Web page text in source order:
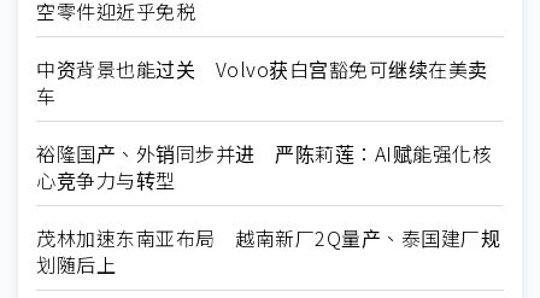
空零件迎近乎免税
中资背景也能过关 Volvo获白宫豁免可继续在美卖
车
裕隆国产、外销同步并进 严陈莉莲：AI赋能强化核
心竞争力与转型
茂林加速东南亚布局 越南新厂2Q量产、泰国建厂规
划随后上